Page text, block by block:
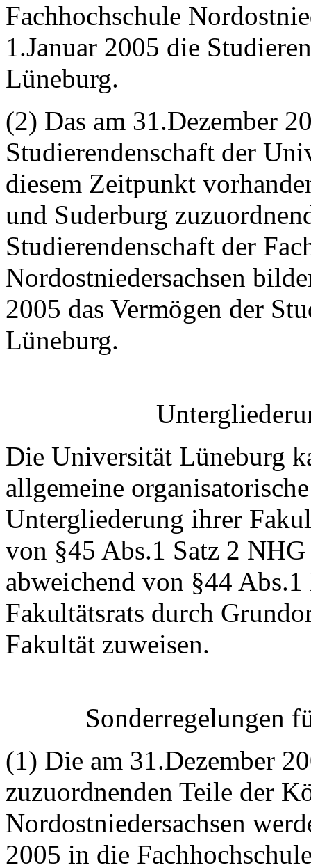
Fachhochschule
1.Januar 2005 die
Lüneburg.
(2) Das am 31.Dezember
Studierendenschaft der
diesem Zeitpunkt
und Suderburg
Studierendenschaft der
Nordostniedersachsen
2005 das Vermögen der
Lüneburg.
Die Universität Lüneburg
allgemeine
Untergliederung ihrer
von §45 Abs.1 Satz 2
abweichend von §44
Fakultätsrats durch
Fakultät zuweisen.
Sonderregelungen
(1) Die am 31.Dezember
zuzuordnenden Teile der
Nordostniedersachsen
2005 in die